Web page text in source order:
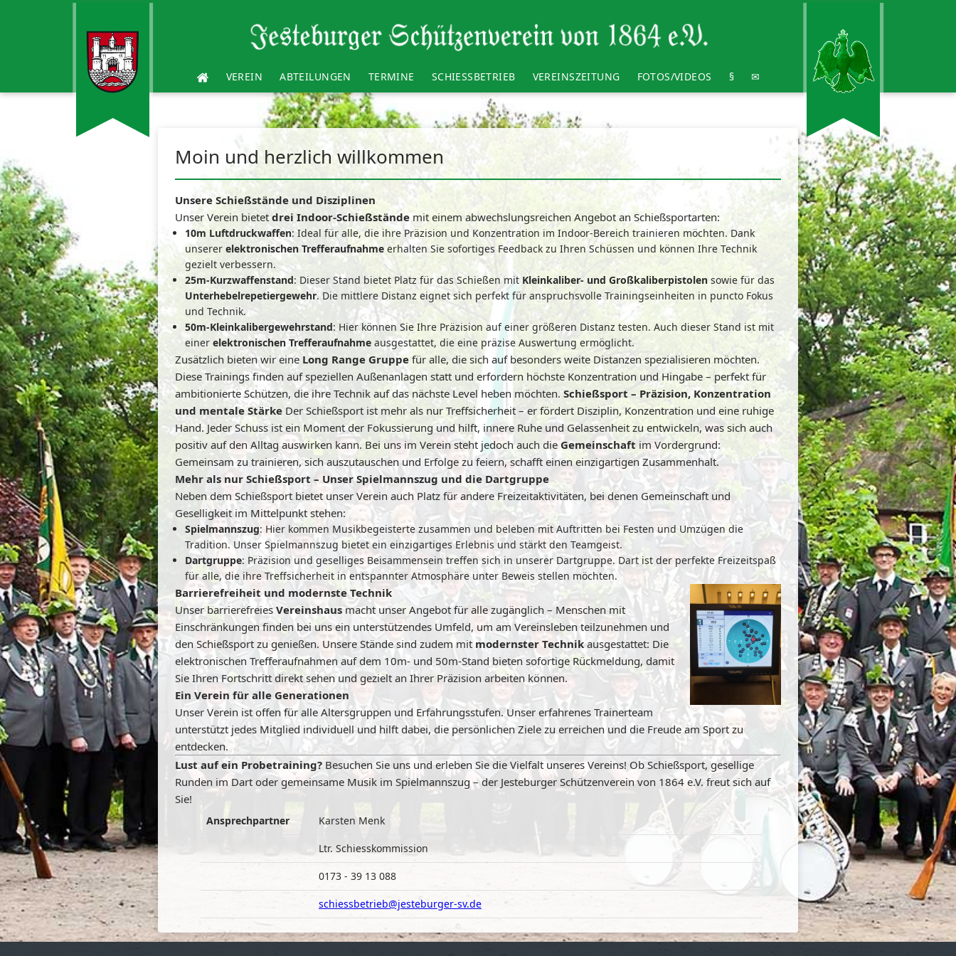
VEREIN ABTEILUNGEN TERMINE SCHIESSBETRIEB VEREINSZEITUNG FOTOS/VIDEOS §
Moin und herzlich willkommen
Unsere Schießstände und Disziplinen
Unser Verein bietet drei Indoor-Schießstände mit einem abwechslungsreichen Angebot an Schießsportarten:
10m Luftdruckwaffen: Ideal für alle, die ihre Präzision und Konzentration im Indoor-Bereich trainieren möchten. Dank
unserer elektronischen Trefferaufnahme erhalten Sie sofortiges Feedback zu Ihren Schüssen und können Ihre Technik
gezielt verbessern.
25m-Kurzwaffenstand: Dieser Stand bietet Platz für das Schießen mit Kleinkaliber- und Großkaliberpistolen sowie für das
Unterhebelrepetiergewehr. Die mittlere Distanz eignet sich perfekt für anspruchsvolle Trainingseinheiten in puncto Fokus
und Technik.
50m-Kleinkalibergewehrstand: Hier können Sie Ihre Präzision auf einer größeren Distanz testen. Auch dieser Stand ist mit
einer elektronischen Trefferaufnahme ausgestattet, die eine präzise Auswertung ermöglicht.
Zusätzlich bieten wir eine Long Range Gruppe für alle, die sich auf besonders weite Distanzen spezialisieren möchten.
Diese Trainings finden auf speziellen Außenanlagen statt und erfordern höchste Konzentration und Hingabe – perfekt für
ambitionierte Schützen, die ihre Technik auf das nächste Level heben möchten. Schießsport – Präzision, Konzentration
und mentale Stärke Der Schießsport ist mehr als nur Treffsicherheit – er fördert Disziplin, Konzentration und eine ruhige
Hand. Jeder Schuss ist ein Moment der Fokussierung und hilft, innere Ruhe und Gelassenheit zu entwickeln, was sich auch
positiv auf den Alltag auswirken kann. Bei uns im Verein steht jedoch auch die Gemeinschaft im Vordergrund:
Gemeinsam zu trainieren, sich auszutauschen und Erfolge zu feiern, schafft einen einzigartigen Zusammenhalt.
Mehr als nur Schießsport – Unser Spielmannszug und die Dartgruppe
Neben dem Schießsport bietet unser Verein auch Platz für andere Freizeitaktivitäten, bei denen Gemeinschaft und
Geselligkeit im Mittelpunkt stehen:
Spielmannszug: Hier kommen Musikbegeisterte zusammen und beleben mit Auftritten bei Festen und Umzügen die
Tradition. Unser Spielmannszug bietet ein einzigartiges Erlebnis und stärkt den Teamgeist.
Dartgruppe: Präzision und geselliges Beisammensein treffen sich in unserer Dartgruppe. Dart ist der perfekte Freizeitspaß
für alle, die ihre Treffsicherheit in entspannter Atmosphäre unter Beweis stellen möchten.
Barrierefreiheit und modernste Technik
Unser barrierefreiesVereinshausmacht unser Angebot für alle zugänglich – Menschen mit
Einschränkungen finden bei uns ein unterstützendes Umfeld, um am Vereinsleben teilzunehmen und
den Schießsport zu genießen. Unsere Stände sind zudem mit modernster Technikausgestattet: Die
elektronischen Trefferaufnahmen auf dem 10m- und 50m-Stand bieten sofortige Rückmeldung, damit
Sie Ihren Fortschritt direkt sehen und gezielt an Ihrer Präzision arbeiten können.
Ein Verein für alle Generationen
Unser Verein ist offen für alle Altersgruppen und Erfahrungsstufen. Unser erfahrenes Trainerteam
unterstützt jedes Mitglied individuell und hilft dabei, die persönlichen Ziele zu erreichen und die Freude am Sport zu
entdecken.
Lust auf ein Probetraining? Besuchen Sie uns und erleben Sie die Vielfalt unseres Vereins! Ob Schießsport, gesellige
Runden im Dart oder gemeinsame Musik im Spielmannszug – der Jesteburger Schützenverein von 1864 e.V. freut sich auf
Sie!
Ansprechpartner Karsten Menk
Ltr. Schiesskommission
0173 - 39 13 088
schiessbetrieb@jesteburger-sv.de